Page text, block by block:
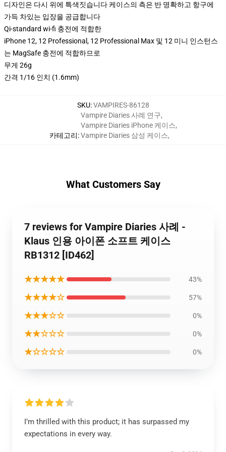
디자인은 다시 위에 특색짓습니다 케이스의 측은 반 명확하고 항구에
가득 차있는 입장을 공급합니다
Qi-standard wi-fi 충전에 적합한
iPhone 12, 12 Professional, 12 Professional Max 및 12 미니 인스턴스
는 MagSafe 충전에 적합하므로
무게 26g
간격 1/16 인치 (1.6mm)
SKU:VAMPIRES-86128
카테고리:
Vampire Diaries 사례 연구,
Vampire Diaries iPhone 케이스,
Vampire Diaries 삼성 케이스,
What Customers Say
7 reviews for Vampire Diaries 사례 -
Klaus 인용 아이폰 소프트 케이스
RB1312 [ID462]
★★★★★ 43%
★★★★☆ 57%
★★★☆☆ 0%
★★☆☆☆ 0%
★☆☆☆☆ 0%
I’m thrilled with this product; it has surpassed my
expectations in every way.